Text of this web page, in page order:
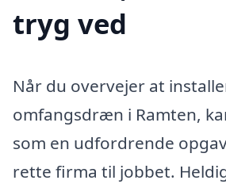
tryg ved
Når du overvejer at
omfangsdræn i Ramten,
som en udfordrende
rette firma til jobbet.